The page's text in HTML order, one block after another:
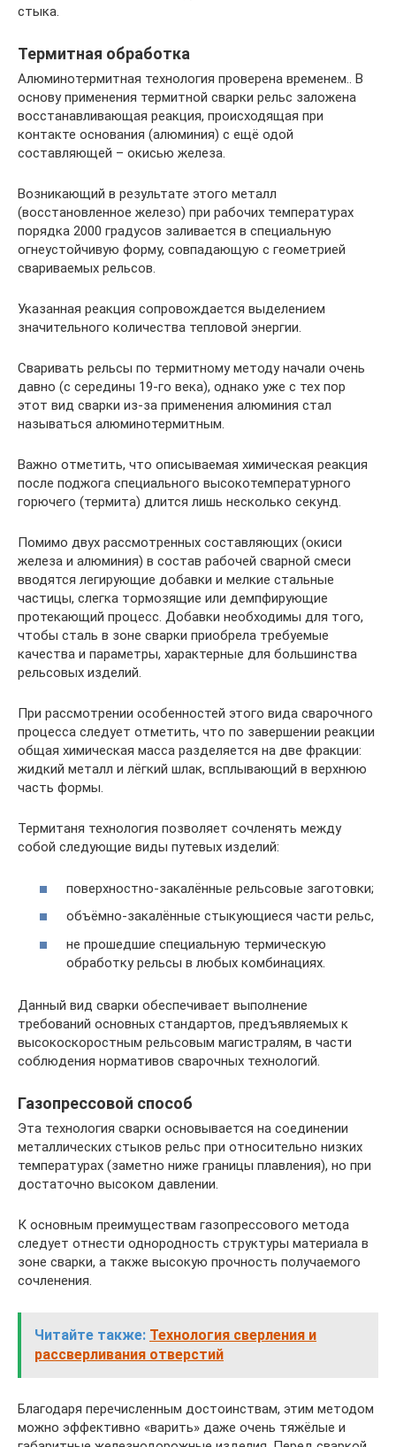
стыка.
Термитная обработка
Алюминотермитная технология проверена временем.. В
основу применения термитной сварки рельс заложена
восстанавливающая реакция, происходящая при
контакте основания (алюминия) с ещё одой
составляющей – окисью железа.
Возникающий в результате этого металл
(восстановленное железо) при рабочих температурах
порядка 2000 градусов заливается в специальную
огнеустойчивую форму, совпадающую с геометрией
свариваемых рельсов.
Указанная реакция сопровождается выделением
значительного количества тепловой энергии.
Сваривать рельсы по термитному методу начали очень
давно (с середины 19-го века), однако уже с тех пор
этот вид сварки из-за применения алюминия стал
называться алюминотермитным.
Важно отметить, что описываемая химическая реакция
после поджога специального высокотемпературного
горючего (термита) длится лишь несколько секунд.
Помимо двух рассмотренных составляющих (окиси
железа и алюминия) в состав рабочей сварной смеси
вводятся легирующие добавки и мелкие стальные
частицы, слегка тормозящие или демпфирующие
протекающий процесс. Добавки необходимы для того,
чтобы сталь в зоне сварки приобрела требуемые
качества и параметры, характерные для большинства
рельсовых изделий.
При рассмотрении особенностей этого вида сварочного
процесса следует отметить, что по завершении реакции
общая химическая масса разделяется на две фракции:
жидкий металл и лёгкий шлак, всплывающий в верхнюю
часть формы.
Термитаня технология позволяет сочленять между
собой следующие виды путевых изделий:
поверхностно-закалённые рельсовые заготовки;
объёмно-закалённые стыкующиеся части рельс,
не прошедшие специальную термическую
обработку рельсы в любых комбинациях.
Данный вид сварки обеспечивает выполнение
требований основных стандартов, предъявляемых к
высокоскоростным рельсовым магистралям, в части
соблюдения нормативов сварочных технологий.
Газопрессовой способ
Эта технология сварки основывается на соединении
металлических стыков рельс при относительно низких
температурах (заметно ниже границы плавления), но при
достаточно высоком давлении.
К основным преимуществам газопрессового метода
следует отнести однородность структуры материала в
зоне сварки, а также высокую прочность получаемого
сочленения.
Читайте также: Технология сверления и
рассверливания отверстий
Благодаря перечисленным достоинствам, этим методом
можно эффективно «варить» даже очень тяжёлые и